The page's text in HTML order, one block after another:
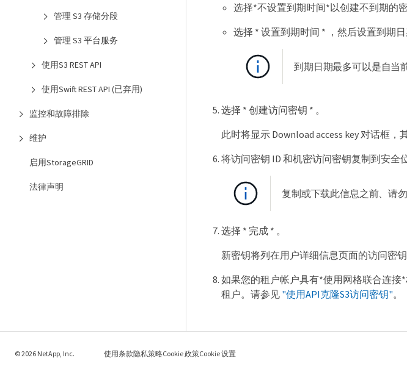
管理 S3 存储分段
管理 S3 平台服务
使用S3 REST API
使用Swift REST API (已弃用)
监控和故障排除
维护
启用StorageGRID
法律声明
选择*不设置到期时间*以创建不到期的密
选择 * 设置到期时间 * ，然后设置到期日
到期日期最多可以是自当
选择 * 创建访问密钥 * 。
此时将显示 Download access key 对话框，
将访问密钥 ID 和机密访问密钥复制到安全
复制或下载此信息之前、请
选择 * 完成 * 。
新密钥将列在用户详细信息页面的访问密钥
如果您的租户帐户具有*使用网格联合连接
租户。请参见 "使用API克隆S3访问密钥"。
© 2026 NetApp, Inc. 使用条款隐私策略Cookie 政策Cookie 设置